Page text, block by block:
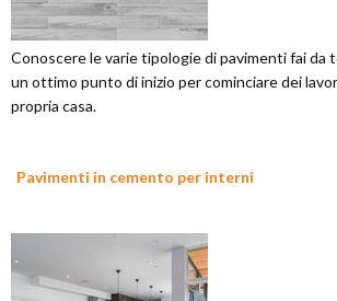
Conoscere le varie tipologie di pavimenti fai da
un ottimo punto di inizio per cominciare dei
propria casa.
Pavimenti in cemento per interni